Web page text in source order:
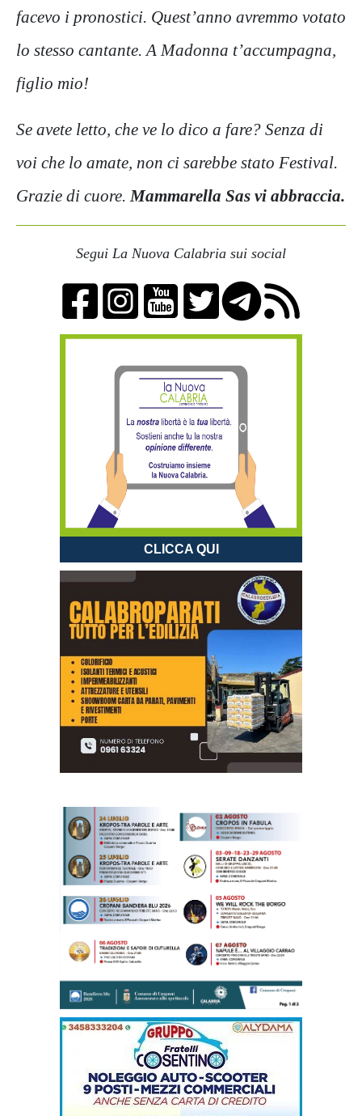
facevo i pronostici. Quest’anno avremmo votato
lo stesso cantante. A Madonna t’accumpagna,
figlio mio!
Se avete letto, che ve lo dico a fare? Senza di
voi che lo amate, non ci sarebbe stato Festival.
Grazie di cuore. Mammarella Sas vi abbraccia.
Segui La Nuova Calabria sui social
CLICCA QUI